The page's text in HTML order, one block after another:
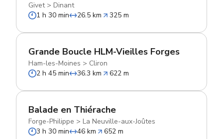
Givet> Dinant
1 h 30 min
26.5 km 325 m
Grande Boucle HLM-Vieilles Forges
Ham-les-Moines > Cliron
2 h 45 min
36.3 km 622 m
Balade en Thiérache
Forge-Philippe > La Neuville-aux-Joûtes
3 h 30 min
46 km 652 m